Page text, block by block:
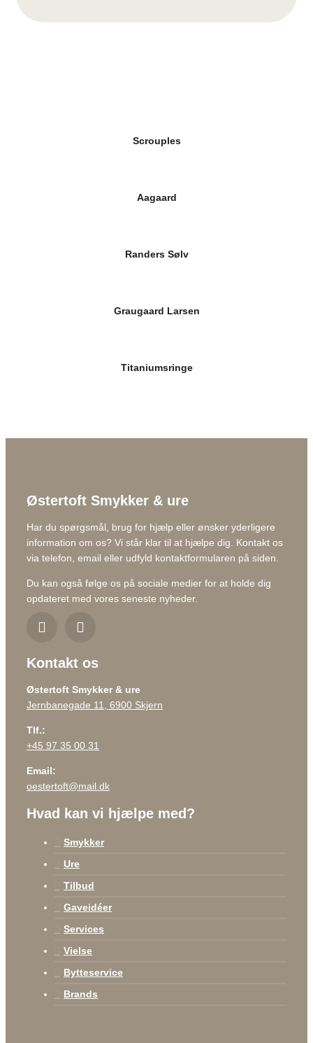
Scrouples
Aagaard
Randers Sølv
Graugaard Larsen
Titaniumsringe
Østertoft Smykker & ure
Har du spørgsmål, brug for hjælp eller ønsker yderligere
information om os? Vi står klar til at hjælpe dig. Kontakt os
via telefon, email eller udfyld kontaktformularen på siden.
Du kan også følge os på sociale medier for at holde dig
opdateret med vores seneste nyheder.
Kontakt os
Østertoft Smykker & ure
Jernbanegade 11, 6900 Skjern
Tlf.:
+45 97 35 00 31
Email:
oestertoft@mail.dk
Hvad kan vi hjælpe med?
Smykker
Ure
Tilbud
Gaveidéer
Services
Vielse
Bytteservice
Brands